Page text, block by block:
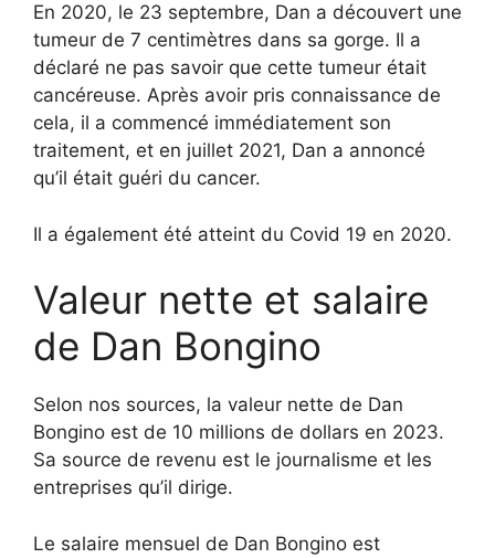
En 2020, le 23 septembre, Dan a découvert une
tumeur de 7 centimètres dans sa gorge. Il a
déclaré ne pas savoir que cette tumeur était
cancéreuse. Après avoir pris connaissance de
cela, il a commencé immédiatement son
traitement, et en juillet 2021, Dan a annoncé
qu’il était guéri du cancer.
Il a également été atteint du Covid 19 en 2020.
Valeur nette et salaire
de Dan Bongino
Selon nos sources, la valeur nette de Dan
Bongino est de 10 millions de dollars en 2023.
Sa source de revenu est le journalisme et les
entreprises qu’il dirige.
Le salaire mensuel de Dan Bongino est